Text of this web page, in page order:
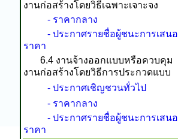
งานก่อสร้างโดยวิธีเฉพาะเจาะจง
- ราคากลาง
- ประกาศรายชื่อผู้ชนะการเสนอ
ราคา
6.4 งานจ้างออกแบบหรือควบคุม
งานก่อสร้างโดยวิธีการประกวดแบบ
- ประกาศเชิญชวนทั่วไป
- ราคากลาง
- ประกาศรายชื่อผู้ชนะการเสนอ
ราคา